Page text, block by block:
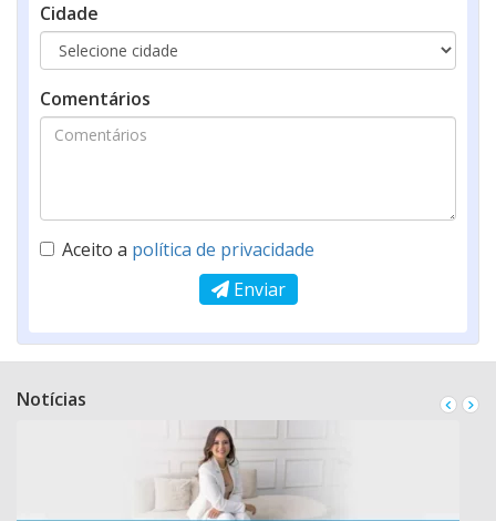
Cidade
Comentários
Aceito a política de privacidade
Enviar
Notícias